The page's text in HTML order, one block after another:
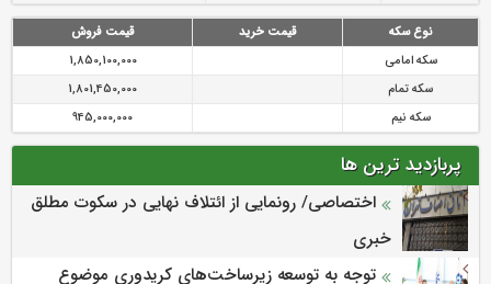
نوع سکه قیمت خرید
قیمت فروش
سکه امامی
1,850,100,000
سکه تمام
1,801,450,000
سکه نیم
945,000,000
پربازدید ترین ها
اختصاصی/ رونمایی از ائتلاف‌ نهایی در سکوت مطلق
خبری
توجه به توسعه زیرساخت‌های کریدوری موضوع